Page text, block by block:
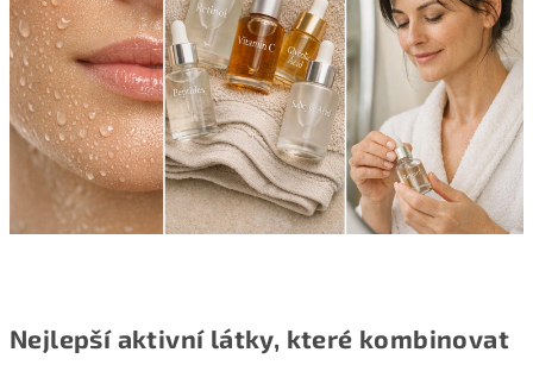
Nejlepší aktivní látky, které kombinovat